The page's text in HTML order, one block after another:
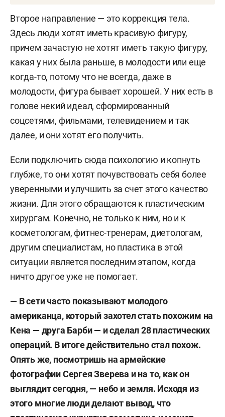
пластический эстетический хирург, кандидат
медицинских наук.
В 2005 году с отличием закончил Военно-
медицинскую академию им. Кирова.
В 2009–2010 годах прошел обучение в
интернатуре ММА им. Сеченова на базе
отделения пластической и реконструктивной
им. Петровского.
В 2010 году прошел повышение квалификации
по специальности «пластическая хирургия»
РУДН.
В 2013 году защитил диссертацию кандидата
медицинских наук.
Несколько лет работал хирургом в военном
госпитале.
После армии прошел переподготовку по
пластической хирургии и начал работу в
отделении онкологии и реконструктивно-
пластической хирургии молочной железы.
Получил огромный опыт работы именно как
реконструктивно-пластический хирург.
Второе направление — это коррекция тела.
Здесь люди хотят иметь красивую фигуру,
причем зачастую не хотят иметь такую фигуру,
какая у них была раньше, в молодости или еще
когда-то, потому что не всегда, даже в
молодости, фигура бывает хорошей. У них есть в
голове некий идеал, сформированный
соцсетями, фильмами, телевидением и так
далее, и они хотят его получить.
Если подключить сюда психологию и копнуть
глубже, то они хотят почувствовать себя более
уверенными и улучшить за счет этого качество
жизни. Для этого обращаются к пластическим
хирургам. Конечно, не только к ним, но и к
косметологам, фитнес-тренерам, диетологам,
другим специалистам, но пластика в этой
ситуации является последним этапом, когда
ничто другое уже не помогает.
— В сети часто показывают молодого
американца, который захотел стать похожим на
Кена — друга Барби — и сделал 28 пластических
операций. В итоге действительно стал похож.
Опять же, посмотришь на армейские
фотографии Сергея Зверева и на то, как он
выглядит сегодня, — небо и земля. Исходя из
этого многие люди делают вывод, что